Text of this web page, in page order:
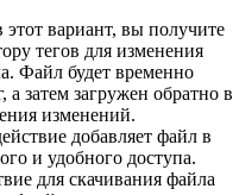
этот вариант, вы получите
тегов для изменения
Файл будет временно
а затем загружен обратно в
изменений.
добавляет файл в
и удобного доступа.
для скачивания файла